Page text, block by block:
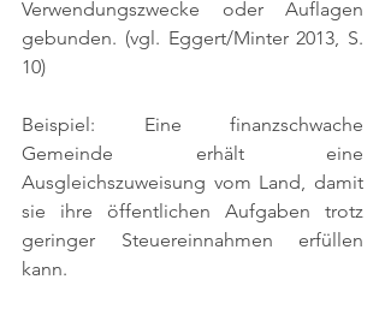
Verwendungszwecke oder Auflagen
gebunden. (vgl. Eggert/Minter 2013, S.
10)
Beispiel: Eine finanzschwache
Gemeinde erhält eine
Ausgleichszuweisung vom Land, damit
sie ihre öffentlichen Aufgaben trotz
geringer Steuereinnahmen erfüllen
kann.